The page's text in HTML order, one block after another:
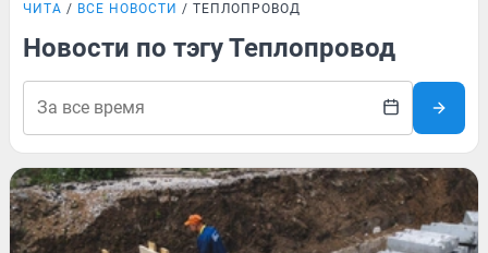
ЧИТА ВСЕ НОВОСТИ ТЕПЛОПРОВОД
Новости по тэгу Теплопровод